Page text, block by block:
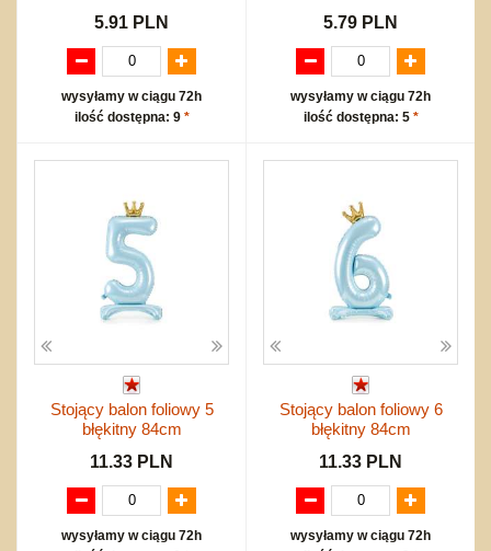
5.91 PLN
wysyłamy w ciągu 72h
ilość dostępna: 9 *
5.79 PLN
wysyłamy w ciągu 72h
ilość dostępna: 5 *
Stojący balon foliowy 5
błękitny 84cm
11.33 PLN
wysyłamy w ciągu 72h
Stojący balon foliowy 6
błękitny 84cm
11.33 PLN
wysyłamy w ciągu 72h